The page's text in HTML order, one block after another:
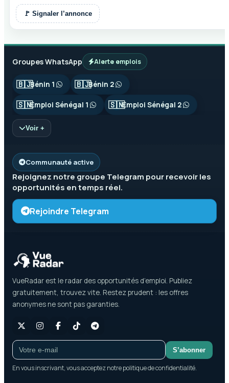
🚩 Signaler l’annonce
Groupes WhatsApp Alerte emplois
🇧🇯Bénin 1 🇧🇯Bénin 2
🇸🇳Emploi Sénégal 1 🇸🇳Emploi Sénégal 2
Voir +
Communauté active
Rejoignez notre groupe Telegram pour recevoir les
opportunités en temps réel.
Rejoindre Telegram
VueRadar est le radar des opportunités d’emploi. Publiez
gratuitement, trouvez vite. Restez prudent : les offres
anonymes ne sont pas garanties.
S’abonner
En vous inscrivant, vous acceptez notre politique de confidentialité.